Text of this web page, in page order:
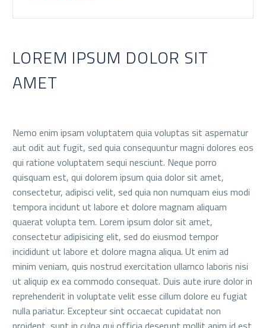
LOREM IPSUM DOLOR SIT
AMET
Nemo enim ipsam voluptatem quia voluptas sit aspernatur
aut odit aut fugit, sed quia consequuntur magni dolores eos
qui ratione voluptatem sequi nesciunt. Neque porro
quisquam est, qui dolorem ipsum quia dolor sit amet,
consectetur, adipisci velit, sed quia non numquam eius modi
tempora incidunt ut labore et dolore magnam aliquam
quaerat volupta tem. Lorem ipsum dolor sit amet,
consectetur adipisicing elit, sed do eiusmod tempor
incididunt ut labore et dolore magna aliqua. Ut enim ad
minim veniam, quis nostrud exercitation ullamco laboris nisi
ut aliquip ex ea commodo consequat. Duis aute irure dolor in
reprehenderit in voluptate velit esse cillum dolore eu fugiat
nulla pariatur. Excepteur sint occaecat cupidatat non